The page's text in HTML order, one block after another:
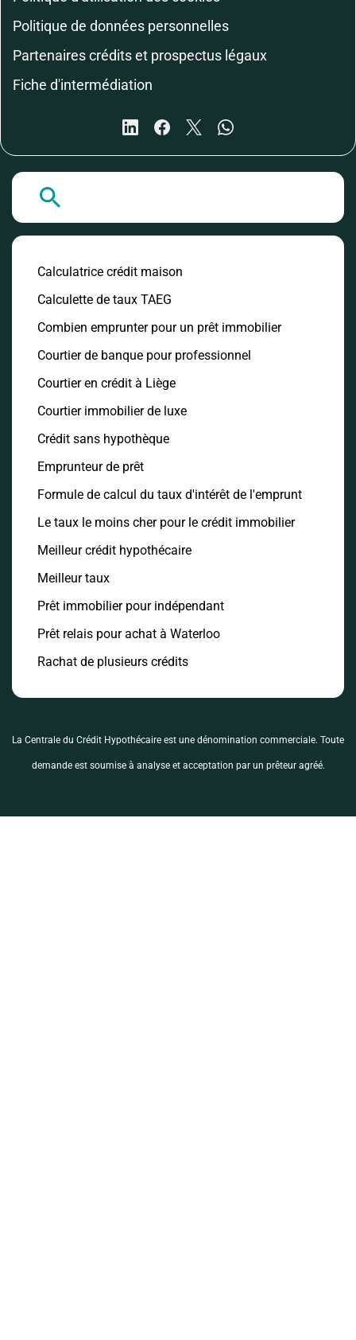
Politique de données personnelles
Partenaires crédits et prospectus légaux
Fiche d'intermédiation
Calculatrice crédit maison
Calculette de taux TAEG
Combien emprunter pour un prêt immobilier
Courtier de banque pour professionnel
Courtier en crédit à Liège
Courtier immobilier de luxe
Crédit sans hypothèque
Emprunteur de prêt
Formule de calcul du taux d'intérêt de l'emprunt
Le taux le moins cher pour le crédit immobilier
Meilleur crédit hypothécaire
Meilleur taux
Prêt immobilier pour indépendant
Prêt relais pour achat à Waterloo
Rachat de plusieurs crédits
La Centrale du Crédit Hypothécaire est une dénomination commerciale. Toute
demande est soumise à analyse et acceptation par un prêteur agréé.